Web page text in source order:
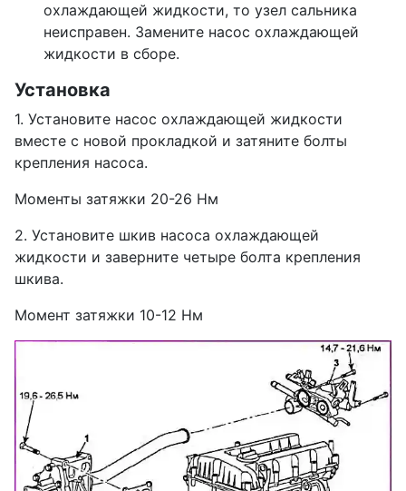
охлаждающей жидкости, то узел сальника
неисправен. Замените насос охлаждающей
жидкости в сборе.
Установка
1. Установите насос охлаждающей жидкости
вместе с новой прокладкой и затяните болты
крепления насоса.
Моменты затяжки 20-26 Нм
2. Установите шкив насоса охлаждающей
жидкости и заверните четыре болта крепления
шкива.
Момент затяжки 10-12 Нм